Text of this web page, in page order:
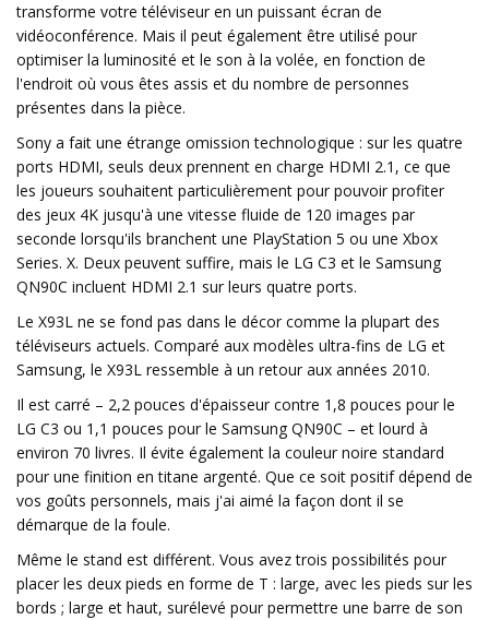
transforme votre téléviseur en un puissant écran de
vidéoconférence. Mais il peut également être utilisé pour
optimiser la luminosité et le son à la volée, en fonction de
l'endroit où vous êtes assis et du nombre de personnes
présentes dans la pièce.
Sony a fait une étrange omission technologique : sur les quatre
ports HDMI, seuls deux prennent en charge HDMI 2.1, ce que
les joueurs souhaitent particulièrement pour pouvoir profiter
des jeux 4K jusqu'à une vitesse fluide de 120 images par
seconde lorsqu'ils branchent une PlayStation 5 ou une Xbox
Series. X. Deux peuvent suffire, mais le LG C3 et le Samsung
QN90C incluent HDMI 2.1 sur leurs quatre ports.
Le X93L ne se fond pas dans le décor comme la plupart des
téléviseurs actuels. Comparé aux modèles ultra-fins de LG et
Samsung, le X93L ressemble à un retour aux années 2010.
Il est carré – 2,2 pouces d'épaisseur contre 1,8 pouces pour le
LG C3 ou 1,1 pouces pour le Samsung QN90C – et lourd à
environ 70 livres. Il évite également la couleur noire standard
pour une finition en titane argenté. Que ce soit positif dépend de
vos goûts personnels, mais j'ai aimé la façon dont il se
démarque de la foule.
Même le stand est différent. Vous avez trois possibilités pour
placer les deux pieds en forme de T : large, avec les pieds sur les
bords ; large et haut, surélevé pour permettre une barre de son